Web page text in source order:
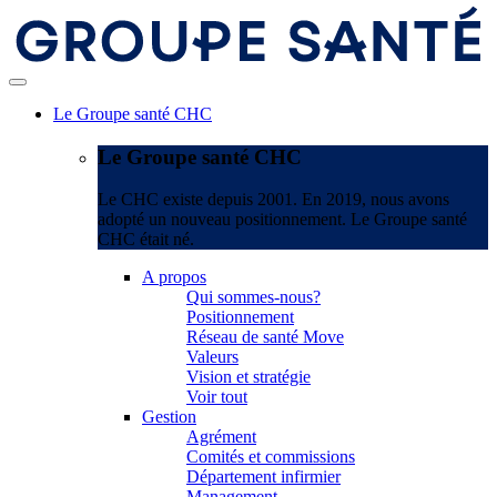
Le Groupe santé CHC
Le Groupe santé CHC
Le CHC existe depuis 2001. En 2019, nous avons
adopté un nouveau positionnement. Le Groupe santé
CHC était né.
A propos
Qui sommes-nous?
Positionnement
Réseau de santé Move
Valeurs
Vision et stratégie
Voir tout
Gestion
Agrément
Comités et commissions
Département infirmier